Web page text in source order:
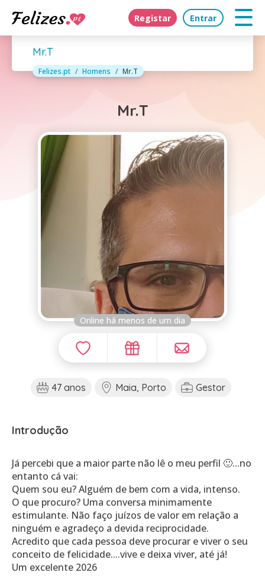
Registar Entrar
Mr.T
Felizes.pt Homens Mr.T
Mr.T
Online há menos de um dia
47 anos Maia, Porto Gestor
Introdução
Já percebi que a maior parte não lê o meu perfil 🙂...no
entanto cá vai:
Quem sou eu? Alguém de bem com a vida, intenso.
O que procuro? Uma conversa minimamente
estimulante. Não faço juízos de valor em relação a
ninguém e agradeço a devida reciprocidade.
Acredito que cada pessoa deve procurar e viver o seu
conceito de felicidade....vive e deixa viver, até já!
Um excelente 2026